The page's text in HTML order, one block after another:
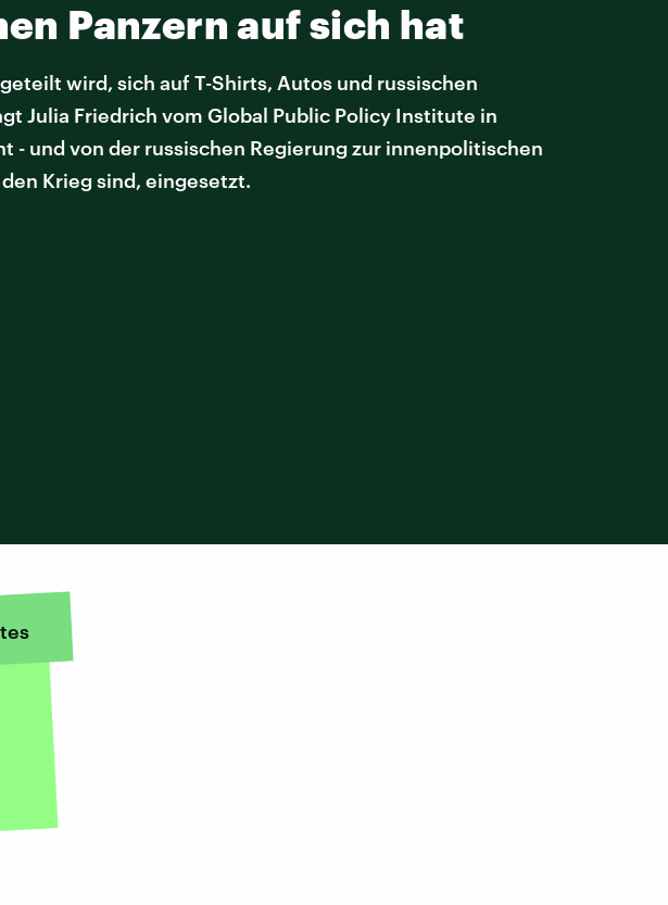
Panzern auf sich hat
wird, sich auf T-Shirts, Autos und russischen
Julia Friedrich vom Global Public Policy Institute in
- und von der russischen Regierung zur innenpolitischen
Krieg sind, eingesetzt.